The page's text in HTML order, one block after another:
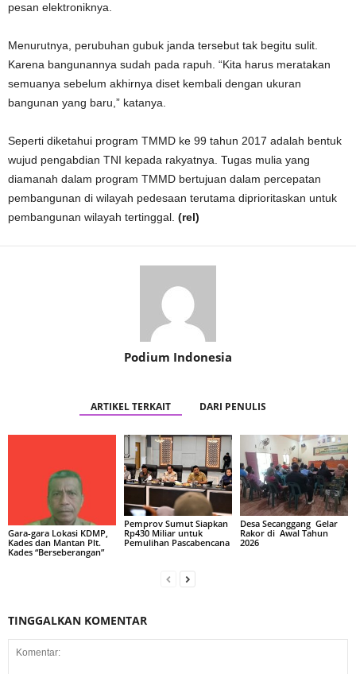
pesan elektroniknya.
Menurutnya, perubuhan gubuk janda tersebut tak begitu sulit.
Karena bangunannya sudah pada rapuh. “Kita harus meratakan
semuanya sebelum akhirnya diset kembali dengan ukuran
bangunan yang baru,” katanya.
Seperti diketahui program TMMD ke 99 tahun 2017 adalah bentuk
wujud pengabdian TNI kepada rakyatnya. Tugas mulia yang
diamanah dalam program TMMD bertujuan dalam percepatan
pembangunan di wilayah pedesaan terutama diprioritaskan untuk
pembangunan wilayah tertinggal. (rel)
Podium Indonesia
ARTIKEL TERKAIT DARI PENULIS
Gara-gara Lokasi KDMP,
Kades dan Mantan Plt.
Kades “Berseberangan”
Pemprov Sumut Siapkan
Rp430 Miliar untuk
Pemulihan Pascabencana
Desa Secanggang Gelar
Rakor di Awal Tahun
2026
TINGGALKAN KOMENTAR